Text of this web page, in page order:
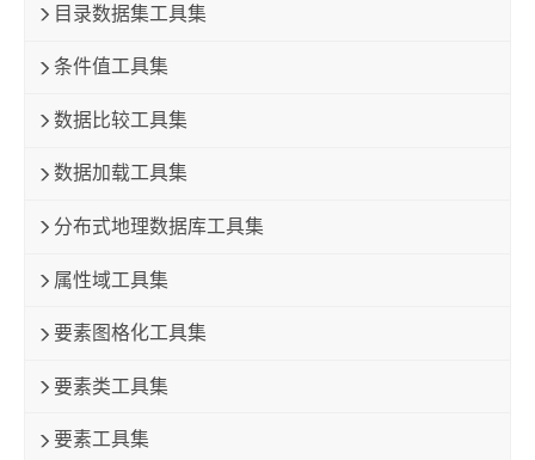
目录数据集工具集
条件值工具集
数据比较工具集
数据加载工具集
分布式地理数据库工具集
属性域工具集
要素图格化工具集
要素类工具集
要素工具集